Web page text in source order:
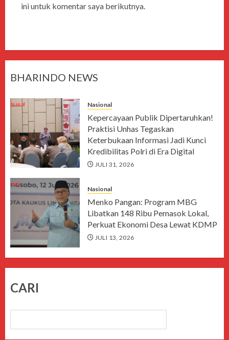
ini untuk komentar saya berikutnya.
BHARINDO NEWS
Nasional
Kepercayaan Publik Dipertaruhkan!
Praktisi Unhas Tegaskan
Keterbukaan Informasi Jadi Kunci
Kredibilitas Polri di Era Digital
JULI 31, 2026
Nasional
Menko Pangan: Program MBG
Libatkan 148 Ribu Pemasok Lokal,
Perkuat Ekonomi Desa Lewat KDMP
JULI 13, 2026
CARI